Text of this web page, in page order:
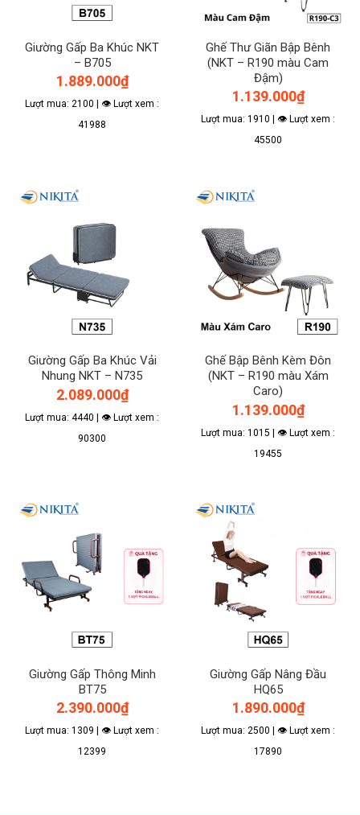
Giường Gấp Ba Khúc NKT
– B705
1.889.000₫
Lượt mua: 2100 | 👁 Lượt xem :
41988
Ghế Thư Giãn Bập Bênh
(NKT – R190 màu Cam
Đậm)
1.139.000₫
Lượt mua: 1910 | 👁 Lượt xem :
45500
Giường Gấp Ba Khúc Vải
Nhung NKT – N735
2.089.000₫
Lượt mua: 4440 | 👁 Lượt xem :
90300
Ghế Bập Bênh Kèm Đôn
(NKT – R190 màu Xám
Caro)
1.139.000₫
Lượt mua: 1015 | 👁 Lượt xem :
19455
Giường Gấp Thông Minh
BT75
2.390.000₫
Lượt mua: 1309 | 👁 Lượt xem :
12399
Giường Gấp Nâng Đầu
HQ65
1.890.000₫
Lượt mua: 2500 | 👁 Lượt xem :
17890